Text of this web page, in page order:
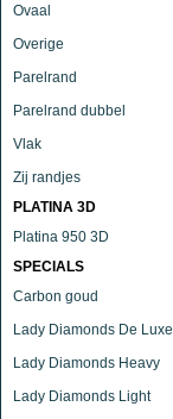
Ovaal
Overige
Parelrand
Parelrand dubbel
Vlak
Zij randjes
PLATINA 3D
Platina 950 3D
SPECIALS
Carbon goud
Lady Diamonds De Luxe
Lady Diamonds Heavy
Lady Diamonds Light